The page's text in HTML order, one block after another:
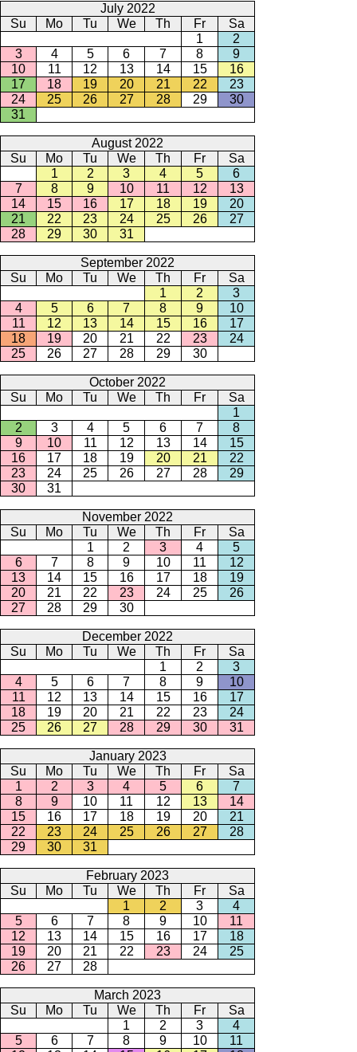
July 2022
Su
Mo Tu We Th Fr
Sa
1
2
3
4 5 6 7 8
9
10
11 12 13 14 15
16
17
18 19 20 21 22
23
24
25 26 27 28 29
30
31
August 2022
Su
Mo Tu We Th Fr
Sa
1
2 3 4 5
6
7
8 9 10 11 12
13
14
15 16 17 18 19
20
21
22 23 24 25 26
27
28
29 30 31
September 2022
Su
Mo Tu We Th Fr
Sa
1
2
3
4
5 6 7 8 9
10
11
12 13 14 15 16
17
18
19 20 21 22 23
24
25
26 27 28 29 30
October 2022
Su
Mo Tu We Th Fr
Sa
1
2
3 4 5 6 7
8
9
10 11 12 13 14
15
16
17 18 19 20 21
22
23
24 25 26 27 28
29
30
31
November 2022
Su
Mo Tu We Th Fr
Sa
1
2 3 4
5
6
7 8 9 10 11
12
13
14 15 16 17 18
19
20
21 22 23 24 25
26
27
28 29 30
December 2022
Su
Mo Tu We Th Fr
Sa
1
2
3
4
5 6 7 8 9
10
11
12 13 14 15 16
17
18
19 20 21 22 23
24
25
26 27 28 29 30 31
January 2023
Su
Mo Tu We Th Fr
Sa
1
2 3 4 5 6
7
8
9 10 11 12 13
14
15
16 17 18 19 20
21
22
23 24 25 26 27
28
29
30 31
February 2023
Su
Mo Tu We Th Fr
Sa
1
2 3
4
5
6 7 8 9 10
11
12
13 14 15 16 17
18
19
20 21 22 23 24
25
26
27 28
March 2023
Su
Mo Tu We Th Fr
Sa
1
2 3
4
5
6 7 8 9 10
11